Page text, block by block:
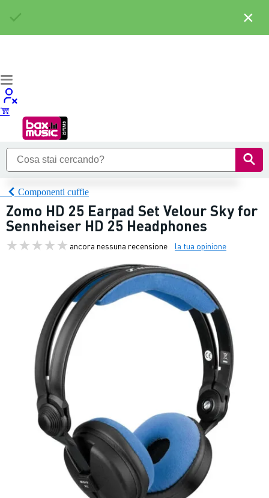
Componenti cuffie
Zomo HD 25 Earpad Set Velour Sky for
Sennheiser HD 25 Headphones
ancora nessuna recensione la tua opinione
×